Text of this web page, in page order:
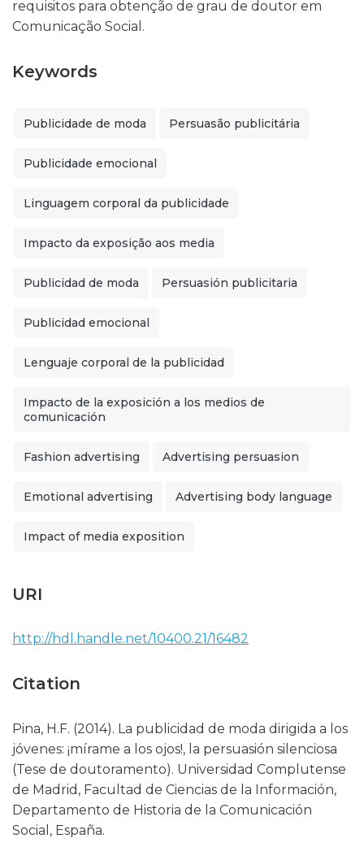
requisitos para obtenção de grau de doutor em
Comunicação Social.
Keywords
Publicidade de moda Persuasão publicitária
Publicidade emocional
Linguagem corporal da publicidade
Impacto da exposição aos media
Publicidad de moda Persuasión publicitaria
Publicidad emocional
Lenguaje corporal de la publicidad
Impacto de la exposición a los medios de
comunicación
Fashion advertising Advertising persuasion
Emotional advertising Advertising body language
Impact of media exposition
URI
http://hdl.handle.net/10400.21/16482
Citation
Pina, H.F. (2014). La publicidad de moda dirigida a los
jóvenes: ¡mírame a los ojos!, la persuasión silenciosa
(Tese de doutoramento). Universidad Complutense
de Madrid, Facultad de Ciencias de la Información,
Departamento de Historia de la Comunicación
Social, España.